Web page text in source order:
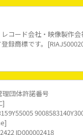
コード会社・映像製作
録商標です。
理団体許諾番号
ID000002418